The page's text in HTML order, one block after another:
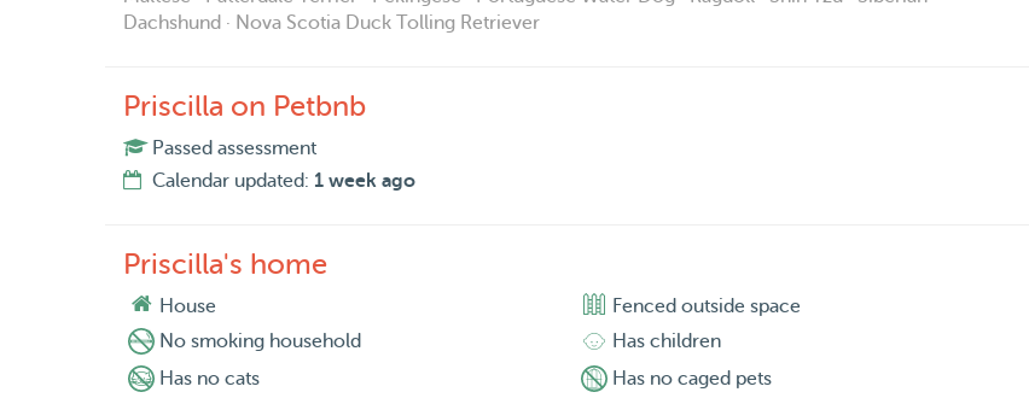
Dachshund · Nova Scotia Duck Tolling Retriever
Priscilla on Petbnb
Passed assessment
Calendar updated: 1 week ago
Priscilla's home
House
Fenced outside space
No smoking household
Has children
Has no cats
Has no caged pets